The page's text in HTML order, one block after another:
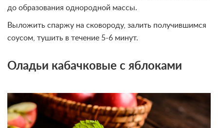
до образования однородной массы.
Выложить спаржу на сковороду, залить получившимся
соусом, тушить в течение 5-6 минут.
Оладьи кабачковые с яблоками